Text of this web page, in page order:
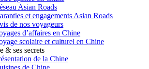
Asian Roads
et engagements Asian Roads
de nos voyageurs
d’affaires en Chine
scolaire et culturel en Chine
& ses secrets
de la Chine
de Chine